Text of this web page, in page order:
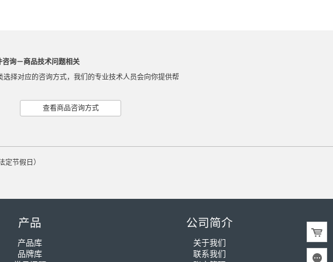
询－商品技术问题相关
选择对应的咨询方式，我们的专业技术人员会向你提供帮
查看商品咨询方式
节假日）
产品
产品库
品牌库
公司简介
关于我们
联系我们